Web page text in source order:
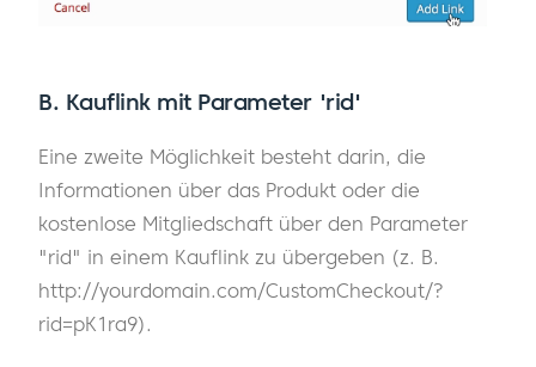
B. Kauflink mit Parameter 'rid'
Eine zweite Möglichkeit besteht darin, die
Informationen über das Produkt oder die
kostenlose Mitgliedschaft über den Parameter
"rid" in einem Kauflink zu übergeben (z. B.
http://yourdomain.com/CustomCheckout/?
rid=pK1ra9).